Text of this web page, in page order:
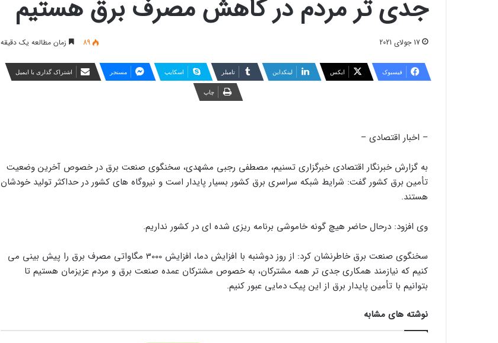
جدی تر مردم در کاهش مصرف برق هستیم
17 جولای 2021 89 زمان مطالعه یک دقیقه
فیسبوک ایکس لینکداین تامبلر اسکایپ مسنجر اشتراک گذاری با ایمیل
چاپ
– اخبار اقتصادی –
به گزارش خبرنگار اقتصادی خبرگزاری تسنیم، مصطفی رجبی مشهدی، سخنگوی صنعت برق در خصوص آخرین وضعیت
تأمین برق کشور گفت: شرایط شبکه سراسری برق کشور بسیار پایدار است و نیروگاه های کشور در حداکثر تولید خودشان
هستند.
وی افزود: درحال حاضر هیچ گونه خاموشی برنامه ریزی شده ای در کشور نداریم.
سخنگوی صنعت برق خاطرنشان کرد: از روز دوشنبه با افزایش دما، افزایش 3000 مگاواتی مصرف برق را پیش بینی می
کنیم که نیازمند همکاری جدی تر همه مشترکان، به خصوص مشترکان عمده صنعت برق و مردم عزیزمان هستیم تا
بتوانیم با تأمین پایدار برق از این پیک دمایی عبور کنیم.
نوشته های مشابه